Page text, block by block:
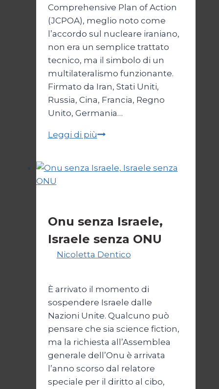
Comprehensive Plan of Action
(JCPOA), meglio noto come
l’accordo sul nucleare iraniano,
non era un semplice trattato
tecnico, ma il simbolo di un
multilateralismo funzionante.
Firmato da Iran, Stati Uniti,
Russia, Cina, Francia, Regno
Unito, Germania…
Leggi di piùJCPOA,
del
Onu senza Israele,
Israele senza ONU
Nicoletta Dentico
È arrivato il momento di
sospendere Israele dalle
Nazioni Unite. Qualcuno può
pensare che sia science fiction,
ma la richiesta all’Assemblea
generale dell’Onu è arrivata
l’anno scorso dal relatore
speciale per il diritto al cibo,